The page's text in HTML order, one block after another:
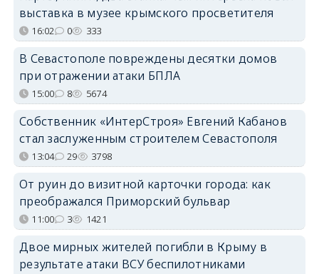
выставка в музее крымского просветителя
16:02 0 333
В Севастополе повреждены десятки домов
при отражении атаки БПЛА
15:00 8 5674
Собственник «ИнтерСтроя» Евгений Кабанов
стал заслуженным строителем Севастополя
13:04 29 3798
От руин до визитной карточки города: как
преображался Приморский бульвар
11:00 3 1421
Двое мирных жителей погибли в Крыму в
результате атаки ВСУ беспилотниками